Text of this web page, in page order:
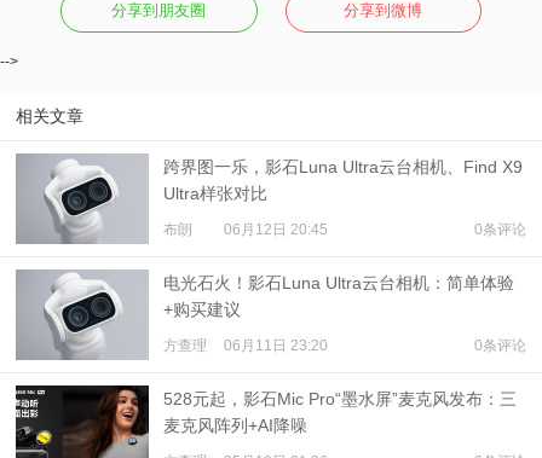
分享到朋友圈 分享到微博
-->
相关文章
跨界图一乐，影石Luna Ultra云台相机、Find X9
Ultra样张对比
布朗 06月12日 20:45 0条评论
电光石火！影石Luna Ultra云台相机：简单体验
+购买建议
方查理 06月11日 23:20 0条评论
528元起，影石Mic Pro“墨水屏”麦克风发布：三
麦克风阵列+AI降噪